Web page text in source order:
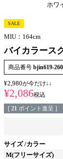
ホワ
SALE
MIU：164cm
バイカラース
商品番号 bjin619-
¥2,980が今だけ↓↓
¥2,086税込
[ 21 ポイント進呈 ]
サイズ カラー
M(フリーサイズ)